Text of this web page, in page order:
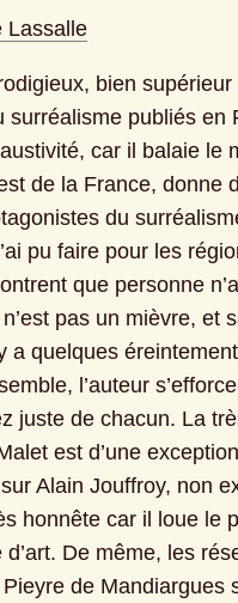
Lassalle
bien
surréalisme publiés en
car il balaie le
de la France, donne
du
pu faire pour les
que personne
pas un mièvre, et
a quelques
l’auteur
juste de chacun. La
est d’une
Alain Jouffroy, non
honnête car il loue le
De même, les
Pieyre de Mandiargues